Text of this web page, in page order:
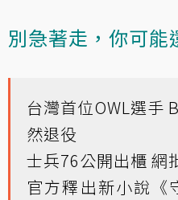
別急著走，你可能
台灣首位OWL選手
然退役
士兵76公開出櫃 網
官方釋出新小說《